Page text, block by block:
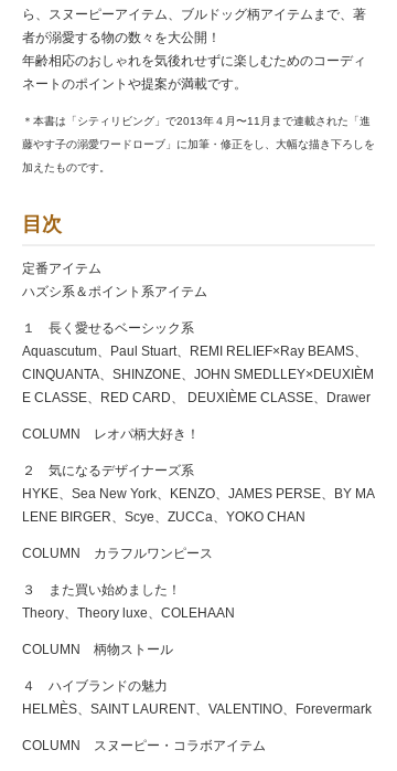
ら、スヌーピーアイテム、ブルドッグ柄アイテムまで、著
者が溺愛する物の数々を大公開！
年齢相応のおしゃれを気後れせずに楽しむためのコーディ
ネートのポイントや提案が満載です。
＊本書は「シティリビング」で2013年４月〜11月まで連載された「進
藤やす子の溺愛ワードローブ」に加筆・修正をし、大幅な描き下ろしを
加えたものです。
目次
定番アイテム
ハズシ系＆ポイント系アイテム
１ 長く愛せるベーシック系
Aquascutum、Paul Stuart、REMI RELIEF×Ray BEAMS、
CINQUANTA、SHINZONE、JOHN SMEDLLEY×DEUXIÈM
E CLASSE、RED CARD、 DEUXIÈME CLASSE、Drawer
COLUMN レオパ柄大好き！
２ 気になるデザイナーズ系
HYKE、Sea New York、KENZO、JAMES PERSE、BY MA
LENE BIRGER、Scye、ZUCCa、YOKO CHAN
COLUMN カラフルワンピース
３ また買い始めました！
Theory、Theory luxe、COLEHAAN
COLUMN 柄物ストール
４ ハイブランドの魅力
HELMÈS、SAINT LAURENT、VALENTINO、Forevermark
COLUMN スヌーピー・コラボアイテム